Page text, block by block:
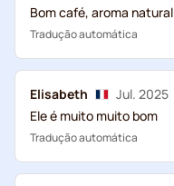
Bom café, aroma natural
Tradução automática
Elisabeth
Jul. 2025
Ele é muito muito bom
Tradução automática